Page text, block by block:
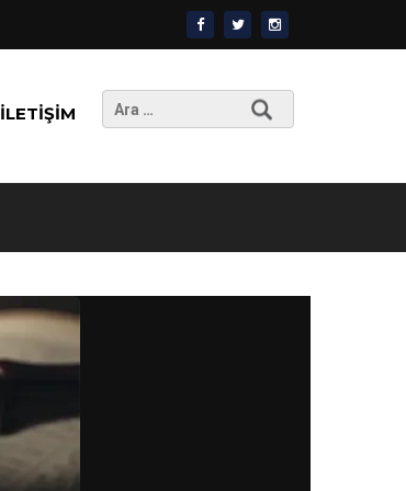
İLETIŞIM
Arama: